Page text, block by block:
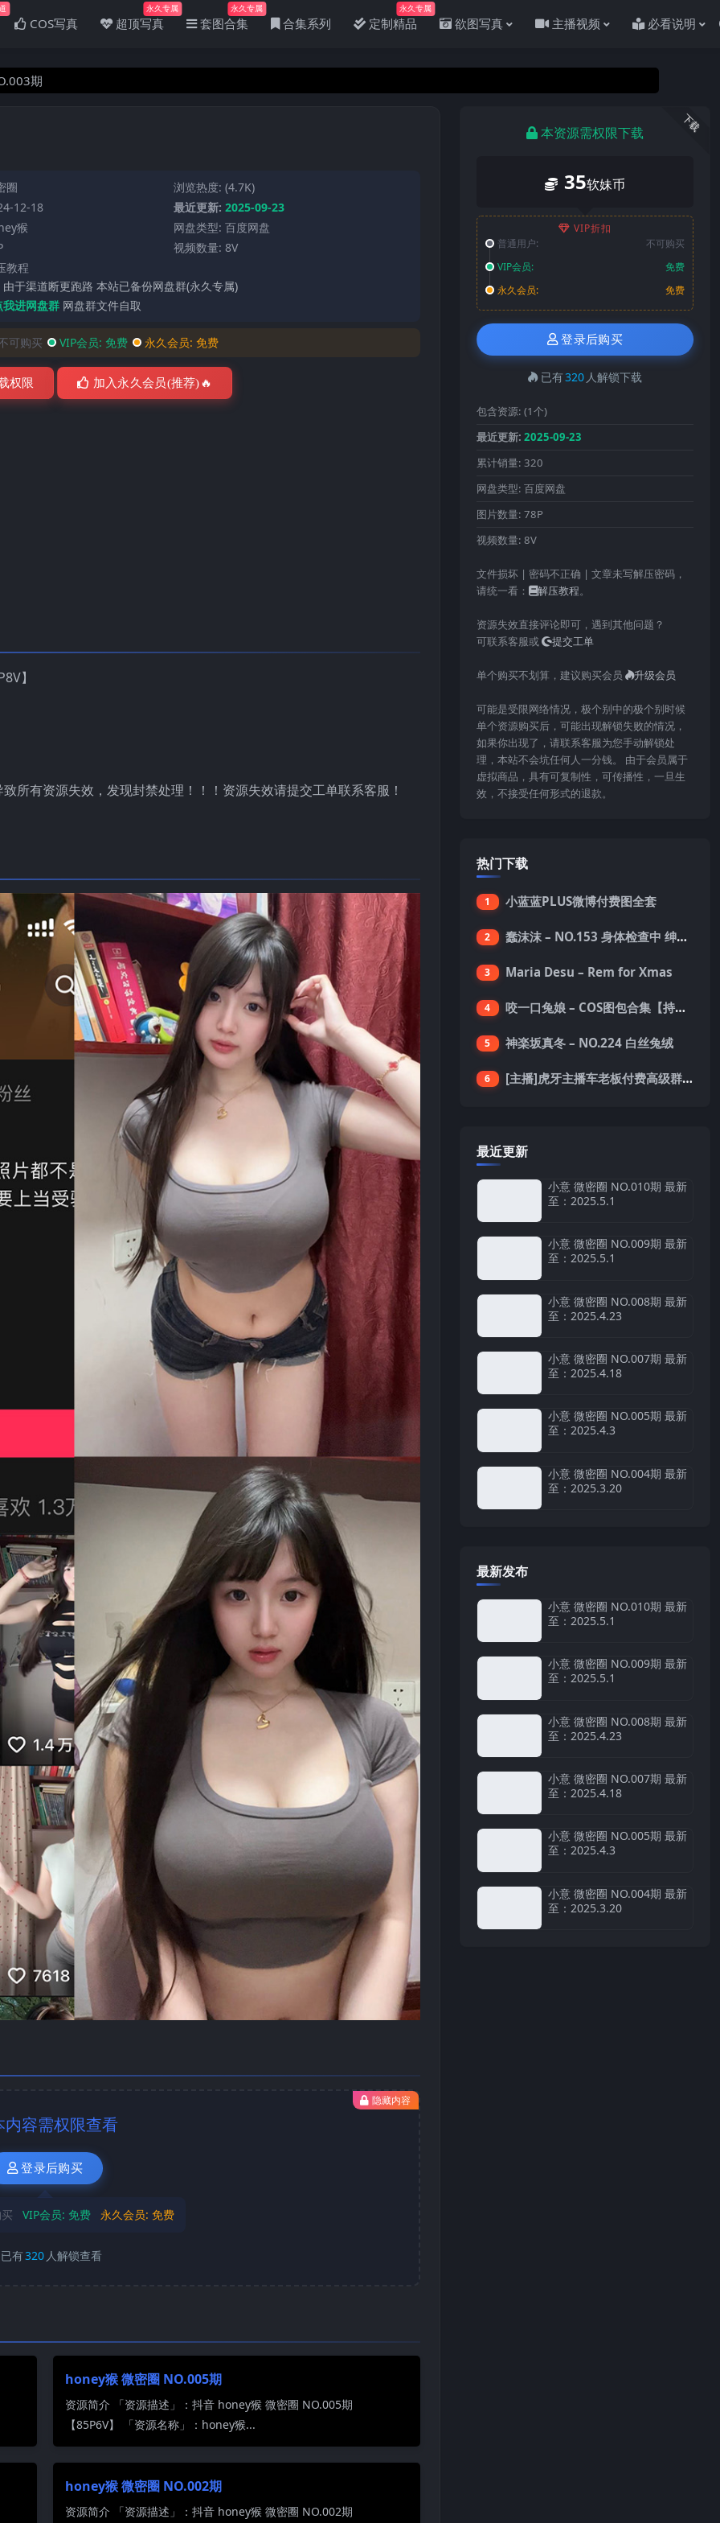
COS写真 超顶写真
永久专属
套图合集
永久专属
合集系列 定制精品
永久专属
欲图写真 主播视频 必看说明
期
圈
浏览热度: (4.7K)
12-18
最近更新: 2025-09-23
猴
网盘类型: 百度网盘
视频数量: 8V
教程
于渠道断更跑路 本站已备份网盘群(永久专属)
我进网盘群 网盘群文件自取
可购买 VIP会员: 免费 永久会员:免费
权限 加入永久会员(推荐)🔥
】
所有资源失效，发现封禁处理！！！资源失效请提交工单联系客服！
隐藏内容
内容需权限查看
登录后购买
VIP会员: 免费 永久会员: 免费
已有320 人解锁查看
honey猴 微密圈 NO.005期
资源简介 「资源描述」：抖音 honey猴 微密圈 NO.005期
【85P6V】 「资源名称」：honey猴...
honey猴 微密圈 NO.002期
资源简介 「资源描述」：抖音 honey猴 微密圈 NO.002期
下载
本资源需权限下载
35软妹币
VIP折扣
普通用户:
不可购买
VIP会员:
免费
永久会员:
免费
登录后购买
已有320 人解锁下载
包含资源: (1个)
最近更新: 2025-09-23
累计销量: 320
网盘类型: 百度网盘
图片数量: 78P
视频数量: 8V
文件损坏 | 密码不正确 | 文章未写解压密码，
请统一看：
解压教程。
资源失效直接评论即可，遇到其他问题？
可联系客服或
提交工单
单个购买不划算，建议购买会员 升级会员
可能是受限网络情况，极个别中的极个别时候
单个资源购买后，可能出现解锁失败的情况，
如果你出现了，请联系客服为您手动解锁处
理，本站不会坑任何人一分钱。 由于会员属于
虚拟商品，具有可复制性，可传播性，一旦生
效，不接受任何形式的退款。
热门下载
1 小蓝蓝PLUS微博付费图全套
2 蠢沫沫 – NO.153 身体检查中 绅士版 [150P-1.4G]
3 Maria Desu – Rem for Xmas
4 咬一口兔娘 – COS图包合集【持续更新中】
5 神楽坂真冬 – NO.224 白丝兔绒
6 [主播]虎牙主播车老板付费高级群真空内衣极限定制8分19
最近更新
小意 微密圈 NO.010期 最新
至：2025.5.1
小意 微密圈 NO.009期 最新
至：2025.5.1
小意 微密圈 NO.008期 最新
至：2025.4.23
小意 微密圈 NO.007期 最新
至：2025.4.18
小意 微密圈 NO.005期 最新
至：2025.4.3
小意 微密圈 NO.004期 最新
至：2025.3.20
最新发布
小意 微密圈 NO.010期 最新
至：2025.5.1
小意 微密圈 NO.009期 最新
至：2025.5.1
小意 微密圈 NO.008期 最新
至：2025.4.23
小意 微密圈 NO.007期 最新
至：2025.4.18
小意 微密圈 NO.005期 最新
至：2025.4.3
小意 微密圈 NO.004期 最新
至：2025.3.20